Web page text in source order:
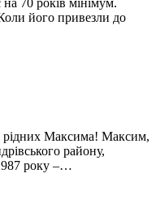
його привезли до
рідних Максима! Максим,
району,
року –…